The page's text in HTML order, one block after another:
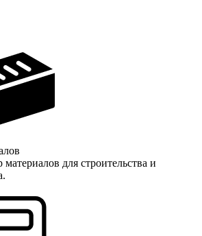
для строительства и